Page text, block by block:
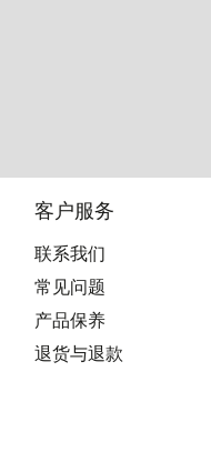
客户服务
联系我们
常见问题
产品保养
退货与退款